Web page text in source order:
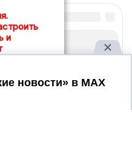
и